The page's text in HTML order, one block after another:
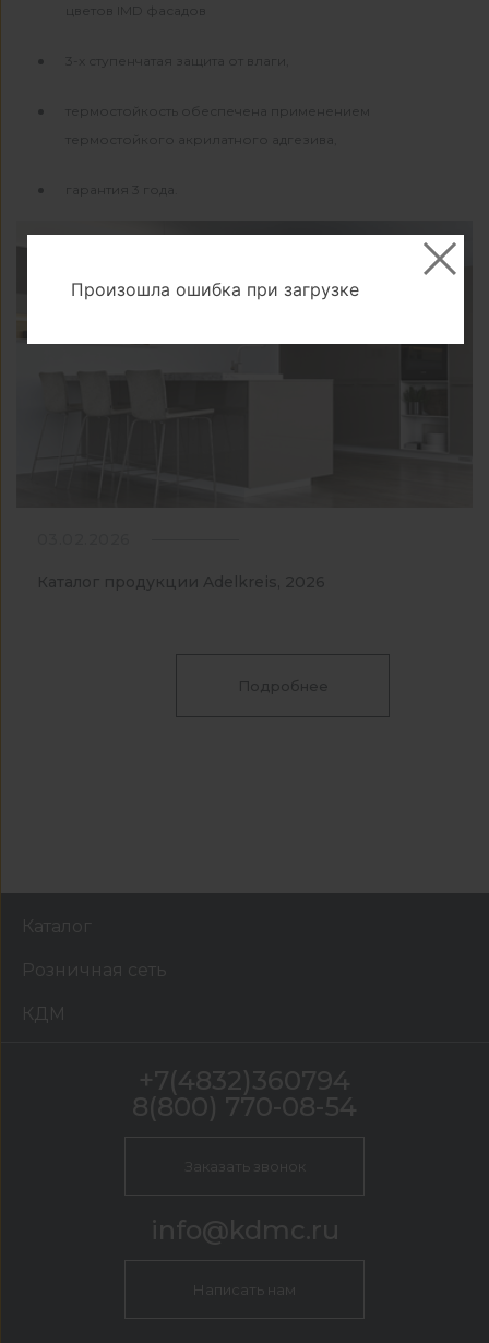
цветов IMD фасадов
3-х ступенчатая защита от влаги,
термостойкость обеспечена применением
термостойкого акрилатного адгезива,
гарантия 3 года.
Каталог продукции Adelkreis, 2026
Подробнее
Каталог
Розничная сеть
КДМ
+7(4832)360794
8(800) 770-08-54
Заказать звонок
info@kdmc.ru
Написать нам
Произошла ошибка при загрузке